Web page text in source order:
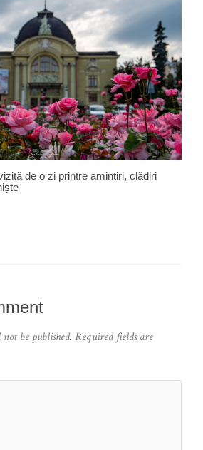
de o zi printre amintiri, clădiri
be published. Required fields are